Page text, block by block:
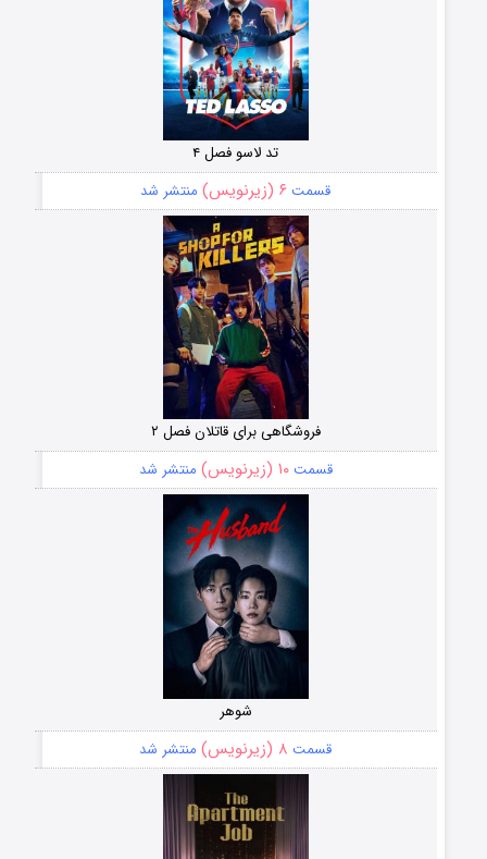
تد لاسو فصل ۴
قسمت ۶ (زیرنویس) منتشر شد
فروشگاهی برای قاتلان فصل ۲
قسمت۱۰ (زیرنویس) منتشر شد
شوهر
قسمت ۸ (زیرنویس) منتشر شد